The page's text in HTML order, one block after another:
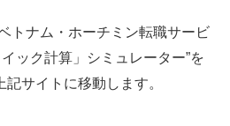
トナム・ホーチミン転職サービ
ック計算」シミュレーター”を
サイトに移動します。